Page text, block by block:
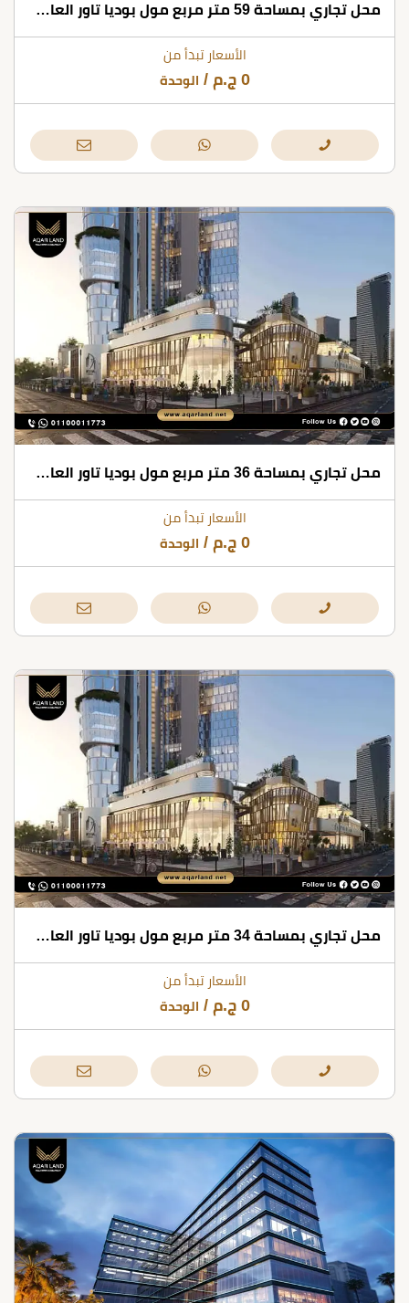
محل تجاري بمساحة 59 متر مربع مول بوديا تاور العاصمة الإدارية
الأسعار تبدأ من
0 ج.م / الوحدة
محل تجاري بمساحة 36 متر مربع مول بوديا تاور العاصمة الإدارية
الأسعار تبدأ من
0 ج.م / الوحدة
محل تجاري بمساحة 34 متر مربع مول بوديا تاور العاصمة الإدارية
الأسعار تبدأ من
0 ج.م / الوحدة